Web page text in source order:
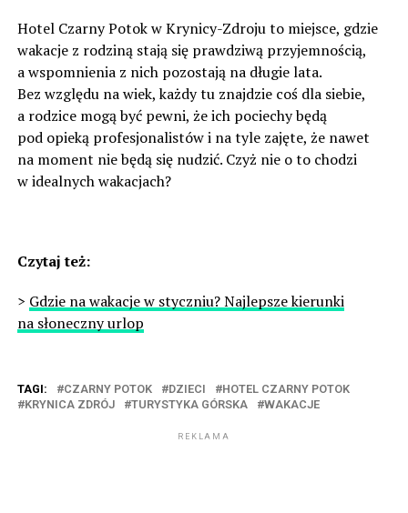
Hotel Czarny Potok w Krynicy-Zdroju to miejsce, gdzie
wakacje z rodziną stają się prawdziwą przyjemnością,
a wspomnienia z nich pozostają na długie lata.
Bez względu na wiek, każdy tu znajdzie coś dla siebie,
a rodzice mogą być pewni, że ich pociechy będą
pod opieką profesjonalistów i na tyle zajęte, że nawet
na moment nie będą się nudzić. Czyż nie o to chodzi
w idealnych wakacjach?
Czytaj też:
> Gdzie na wakacje w styczniu? Najlepsze kierunki
na słoneczny urlop
TAGI: CZARNY POTOK DZIECI
HOTEL CZARNY POTOK
KRYNICA ZDRÓJ
TURYSTYKA GÓRSKA WAKACJE
REKLAMA